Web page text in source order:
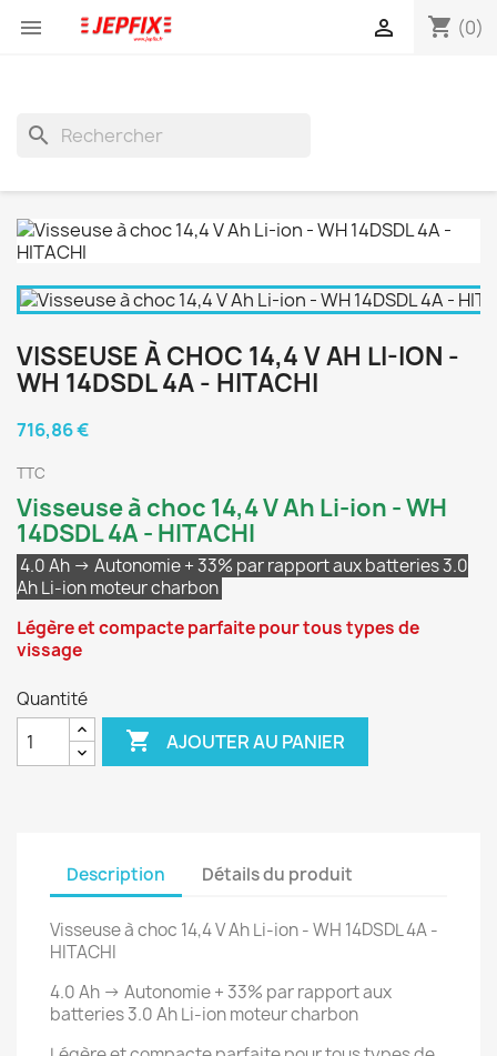
 shopping_cart (0)

search
VISSEUSE À CHOC 14,4 V AH LI-ION -
WH 14DSDL 4A - HITACHI
716,86 €
TTC
Visseuse à choc 14,4 V Ah Li-ion - WH
14DSDL 4A - HITACHI
4.0 Ah → Autonomie + 33% par rapport aux batteries 3.0
Ah Li-ion moteur charbon
Légère et compacte parfaite pour tous types de
vissage
Quantité
 AJOUTER AU PANIER
Description Détails du produit
Visseuse à choc 14,4 V Ah Li-ion - WH 14DSDL 4A -
HITACHI
4.0 Ah → Autonomie + 33% par rapport aux
batteries 3.0 Ah Li-ion moteur charbon